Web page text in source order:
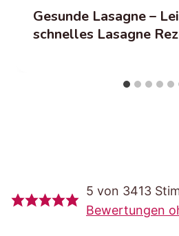
Gesunde Lasagne –
schnelles Lasagne
5 von 3413
Bewertungen